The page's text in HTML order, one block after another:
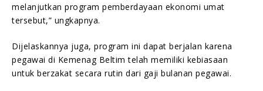
melanjutkan program pemberdayaan ekonomi umat
tersebut,” ungkapnya.
Dijelaskannya juga, program ini dapat berjalan karena
pegawai di Kemenag Beltim telah memiliki kebiasaan
untuk berzakat secara rutin dari gaji bulanan pegawai.